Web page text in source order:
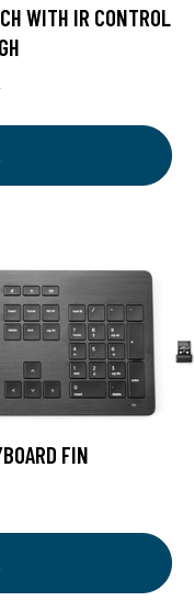
WITH IR CONTROL
FIN